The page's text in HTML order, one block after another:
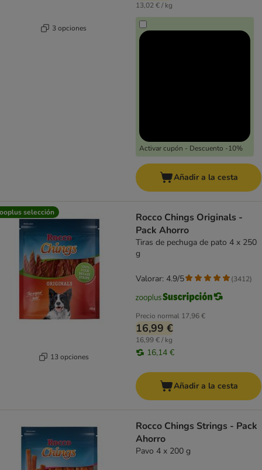
3 opciones
13,02 € / kg
Activar cupón - Descuento -10%
Añadir a la cesta
selección
13 opciones
Rocco Chings Originals -
Pack Ahorro
Tiras de pechuga de pato 4 x 250
g
Precio normal 17,96 €
16,99 €
16,99 € / kg
16,14 €
Valorar: 4.9/5 (3412)
Añadir a la cesta
Rocco Chings Strings - Pack
Ahorro
Pavo 4 x 200 g